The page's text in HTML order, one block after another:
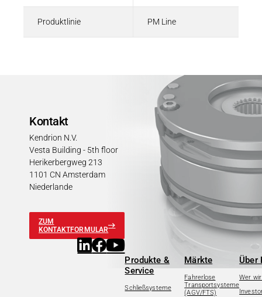
Produktlinie PM Line
Kontakt
Kendrion N.V.
Vesta Building - 5th floor
Herikerbergweg 213
1101 CN Amsterdam
Niederlande
ZUM
KONTAKTFORMULAR
Produkte &
Service
Schließsysteme
Märkte
Fahrerlose
Transportsysteme
(AGV/FTS)
Über
Wer